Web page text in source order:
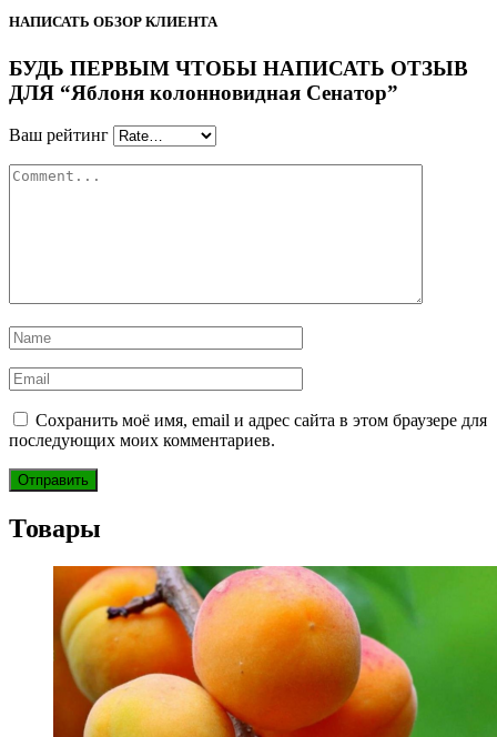
НАПИСАТЬ ОБЗОР КЛИЕНТА
БУДЬ ПЕРВЫМ ЧТОБЫ НАПИСАТЬ ОТЗЫВ
ДЛЯ “Яблоня колонновидная Сенатор”
Ваш рейтинг
Сохранить моё имя, email и адрес сайта в этом браузере для
последующих моих комментариев.
Товары